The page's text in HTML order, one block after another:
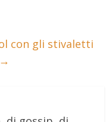
con gli stivaletti
→